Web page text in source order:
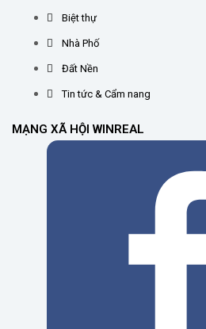
Biệt thự
Nhà Phố
Đất Nền
Tin tức & Cẩm nang
MẠNG XÃ HỘI WINREAL